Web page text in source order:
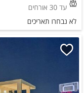
עד 30 אורחים
לא נבחרו תאריכים